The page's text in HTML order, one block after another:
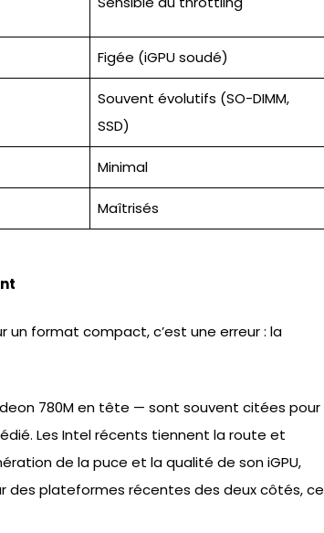
Figée (iGPU soudé)
Souvent évolutifs (SO-DIMM,
SSD)
Minimal
Maîtrisés
un format compact, c’est une erreur : la
780M en tête — sont souvent citées pour
Les Intel récents tiennent la route et
de la puce et la qualité de son iGPU,
des plateformes récentes des deux côtés, ce